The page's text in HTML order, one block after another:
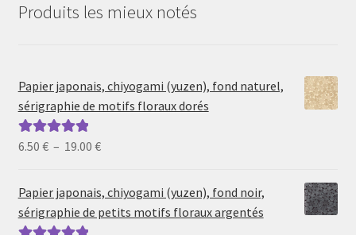
Produits les mieux notés
Papier japonais, chiyogami (yuzen), fond naturel,
sérigraphie de motifs floraux dorés
Note5.00sur
6.50 € – 19.00 €Plage
prix :
6.50 €
à
Papier japonais, chiyogami (yuzen), fond noir,
sérigraphie de petits motifs floraux argentés